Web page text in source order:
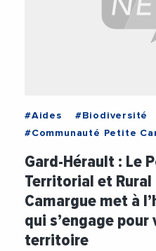
#Aides #Biodiversité
#Communauté Petite
#Financement
#Pays de Sommières
#PETR Vidourle
#Terre de Camargue
#Vie des entreprises
Gard-Hérault : Le
Territorial et Rural
Camargue met à
qui s’engage
territoire